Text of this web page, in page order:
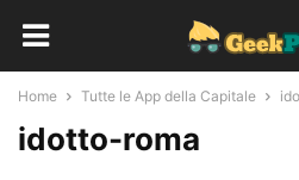
Home Tutte le App della Capitale
idotto-roma